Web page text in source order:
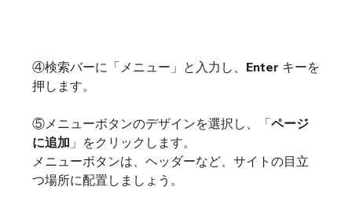
④検索バーに「メニュー」と入力し、Enter キーを
押します。
⑤メニューボタンのデザインを選択し、「ページ
に追加 」をクリックします。
メニューボタンは、ヘッダーなど、サイトの目立
つ場所に配置しましょう。